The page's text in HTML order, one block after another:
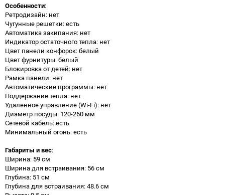
Особенности:
Ретродизайн: нет
Чугунные решетки: есть
Автоматика закипания: нет
Индикатор остаточного тепла: нет
Цвет панели конфорок: белый
Цвет фурнитуры: белый
Блокировка от детей: нет
Рамка панели: нет
Автоматические программы: нет
Поддержание тепла: нет
Удаленное управление (Wi-Fi): нет
Диаметр посуды: 120-260 мм
Сетевой кабель: есть
Минимальный огонь: есть
Габариты и вес:
Ширина: 59 см
Ширина для встраивания: 56 см
Глубина: 51 см
Глубина для встраивания: 48.6 см